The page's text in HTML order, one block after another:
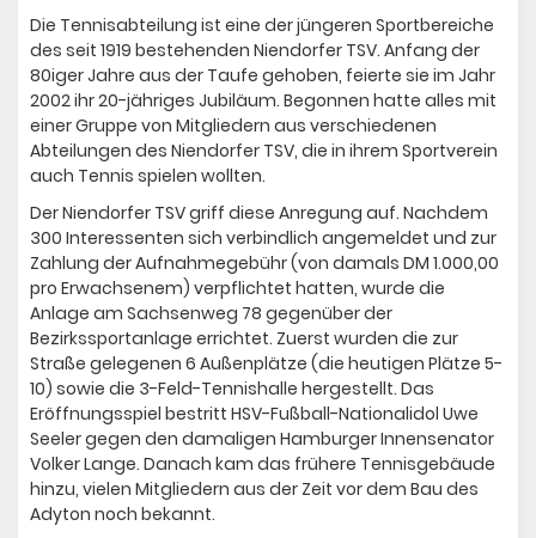
Die Tennisabteilung ist eine der jüngeren Sportbereiche
des seit 1919 bestehenden Niendorfer TSV. Anfang der
80iger Jahre aus der Taufe gehoben, feierte sie im Jahr
2002 ihr 20-jähriges Jubiläum. Begonnen hatte alles mit
einer Gruppe von Mitgliedern aus verschiedenen
Abteilungen des Niendorfer TSV, die in ihrem Sportverein
auch Tennis spielen wollten.​
Der Niendorfer TSV griff diese Anregung auf. Nachdem
300 Interessenten sich verbindlich angemeldet und zur
Zahlung der Aufnahmegebühr (von damals DM 1.000,00
pro Erwachsenem) verpflichtet hatten, wurde die
Anlage am Sachsenweg 78 gegenüber der
Bezirkssportanlage errichtet. Zuerst wurden die zur
Straße gelegenen 6 Außenplätze (die heutigen Plätze 5-
10) sowie die 3-Feld-Tennishalle hergestellt. Das
Eröffnungsspiel bestritt HSV-Fußball-Nationalidol Uwe
Seeler gegen den damaligen Hamburger Innensenator
Volker Lange. Danach kam das frühere Tennisgebäude
hinzu, vielen Mitgliedern aus der Zeit vor dem Bau des
Adyton noch bekannt.